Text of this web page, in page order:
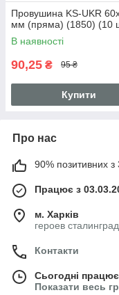
Провушина KS-UKR
мм (пряма) (1850) (10
В наявності
90,25 ₴ 95 ₴
Купити
Про нас
90% позитивних з
Працює з
м. Харків
героев
Контакти
Сьогодні
Показати весь